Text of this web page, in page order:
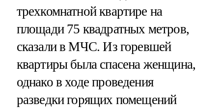
трехкомнатной квартире на
площади 75 квадратных метров,
сказали в МЧС. Из горевшей
квартиры была спасена женщина,
однако в ходе проведения
разведки горящих помещений